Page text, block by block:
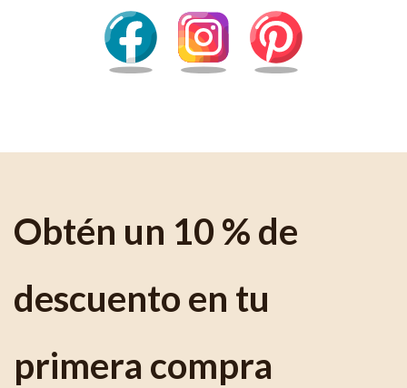
Obtén un 10 % de
descuento en tu
primera compra